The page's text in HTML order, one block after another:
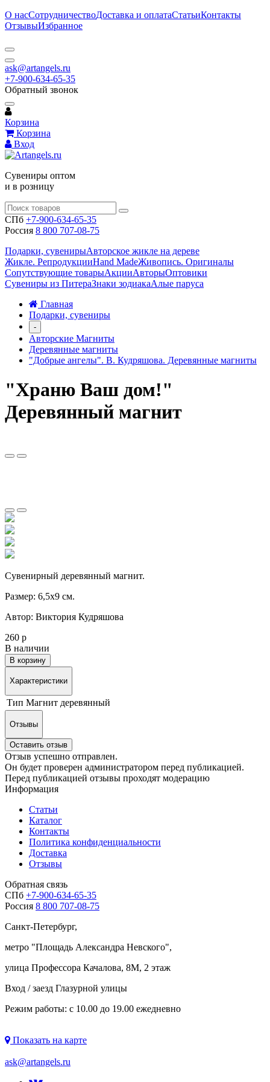
О насСотрудничествоДоставка и оплатаСтатьиКонтакты
ОтзывыИзбранное
ask@artangels.ru
+7-900-634-65-35
Обратный звонок
Корзина
Корзина
Вход
Сувениры оптом
и в розницу
СПб +7-900-634-65-35
Россия 8 800 707-08-75
Подарки, сувенирыАвторское жикле на дереве
Жикле. РепродукцииHand MadeЖивопись. Оригиналы
Сопутствующие товарыАкцииАвторыОптовики
Сувениры из ПитераЗнаки зодиакаАлые паруса
Главная
Подарки, сувениры
-
Авторские Магниты
Деревянные магниты
"Добрые ангелы". В. Кудряшова. Деревянные магниты
"Храню Ваш дом!"
Деревянный магнит
Сувенирный деревянный магнит.
Размер: 6,5х9 см.
Автор: Виктория Кудряшова
260 р
В наличии
В корзину
Характеристики
Тип Магнит деревянный
Отзывы
Оставить отзыв
Отзыв успешно отправлен.
Он будет проверен администратором перед публикацией.
Перед публикацией отзывы проходят модерацию
Информация
Статьи
Каталог
Контакты
Политика конфиденциальности
Доставка
Отзывы
Обратная связь
СПб +7-900-634-65-35
Россия 8 800 707-08-75
Санкт-Петербург,
метро "Площадь Александра Невского",
улица Профессора Качалова, 8М, 2 этаж
Вход / заезд Глазурной улицы
Режим работы: с 10.00 до 19.00 ежедневно
Показать на карте
ask@artangels.ru